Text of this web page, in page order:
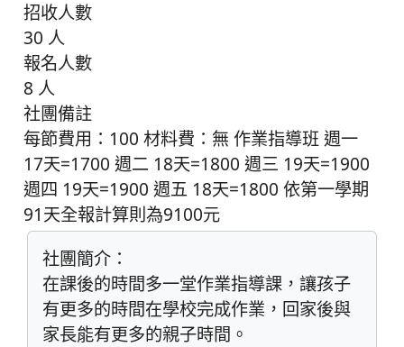
招收人數
30 人
報名人數
8 人
社團備註
每節費用：100 材料費：無 作業指導班 週一
17天=1700 週二 18天=1800 週三 19天=1900
週四 19天=1900 週五 18天=1800 依第一學期
91天全報計算則為9100元
社團簡介：
在課後的時間多一堂作業指導課，讓孩子
有更多的時間在學校完成作業，回家後與
家長能有更多的親子時間。